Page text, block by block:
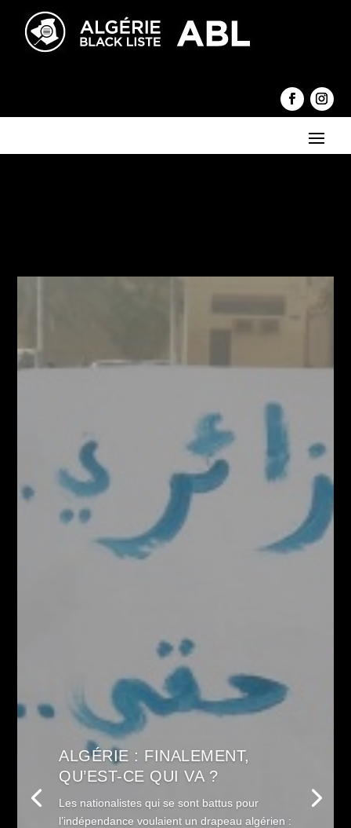
ALGÉRIE : FINALEMENT,
QU’EST-CE QUI VA ?
Les nationalistes qui se sont battus pour
l’indépendance voulaient un drapeau algérien :